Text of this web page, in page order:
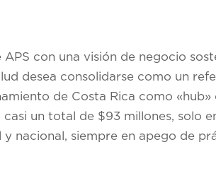
con una visión de negocio
desea consolidarse como un
de Costa Rica como
un total de $93 millones, solo
nacional, siempre en apego de